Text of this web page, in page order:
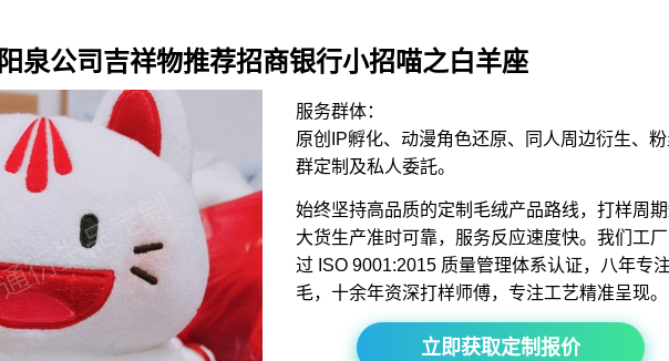
阳泉公司吉祥物推荐招商银行小招喵之白羊座
服务群体：
原创IP孵化、动漫角色还原、同人周边衍生、
群定制及私人委託。
始终坚持高品质的定制毛绒产品路线，打样周期
大货生产准时可靠，服务反应速度快。我们工
过 ISO 9001:2015 质量管理体系认证，八年专
毛，十余年资深打样师傅，专注工艺精准呈现。
立即获取定制报价